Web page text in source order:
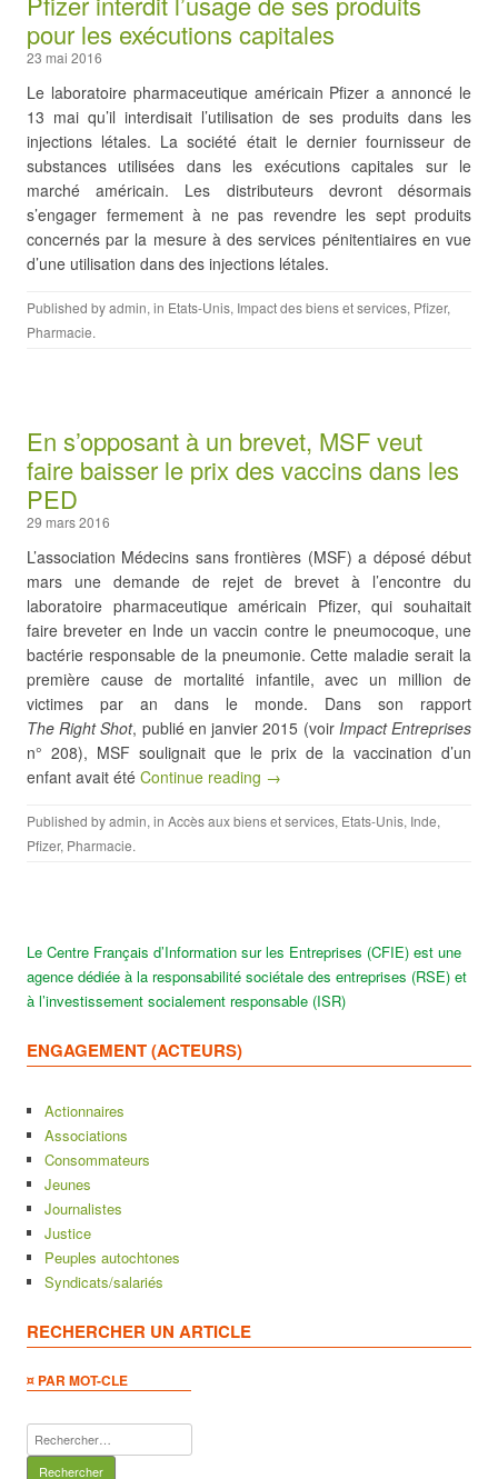
pour les exécutions capitales
23 mai 2016
Le laboratoire pharmaceutique américain Pfizer a annoncé le
13 mai qu’il interdisait l’utilisation de ses produits dans les
injections létales. La société était le dernier fournisseur de
substances utilisées dans les exécutions capitales sur le
marché américain. Les distributeurs devront désormais
s’engager fermement à ne pas revendre les sept produits
concernés par la mesure à des services pénitentiaires en vue
d’une utilisation dans des injections létales.
Published byadmin, in Etats-Unis, Impact des biens et services, Pfizer,
Pharmacie.
En s’opposant à un brevet, MSF veut
faire baisser le prix des vaccins dans les
PED
29 mars 2016
L’association Médecins sans frontières (MSF) a déposé début
mars une demande de rejet de brevet à l’encontre du
laboratoire pharmaceutique américain Pfizer, qui souhaitait
faire breveter en Inde un vaccin contre le pneumocoque, une
bactérie responsable de la pneumonie. Cette maladie serait la
première cause de mortalité infantile, avec un million de
victimes par an dans le monde. Dans son rapport
The Right Shot, publié en janvier 2015 (voir Impact Entreprises
n° 208), MSF soulignait que le prix de la vaccination d’un
enfant avait été Continue reading →
Published byadmin, in Accès aux biens et services, Etats-Unis, Inde,
Pfizer, Pharmacie.
Le Centre Français d’Information sur les Entreprises (CFIE) est une
agence dédiée à la responsabilité sociétale des entreprises (RSE) et
à l’investissement socialement responsable (ISR)
ENGAGEMENT (ACTEURS)
Actionnaires
Associations
Consommateurs
Jeunes
Journalistes
Justice
Peuples autochtones
Syndicats/salariés
RECHERCHER UN ARTICLE
¤ PAR MOT-CLE
Rechercher :